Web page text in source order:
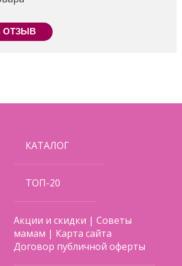
москитная сетка, дождевик,
мм
прогулочного блока)
ОТЗЫВ
КАТАЛОГ
ТОП-20
Акции и скидки |Советы
мамам | Карта сайта
Договор публичной оферты